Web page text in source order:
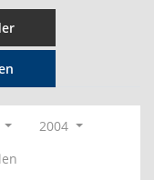
2004